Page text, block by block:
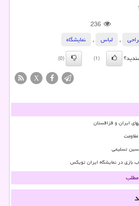
236
, لباس ,
نمایشگاه
(1)
(0)
X
ایران و قزاقستان
تسلیمی
بازی در نمایشگاه ایران تویکس
مطلب